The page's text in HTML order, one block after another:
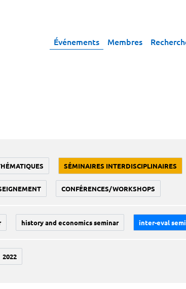
Événements Membres
SÉMINAIRES INTERDISCIPLINAIRES
CONFÉRENCES/WORKSHOPS
history and economics seminar inter-eval
2022